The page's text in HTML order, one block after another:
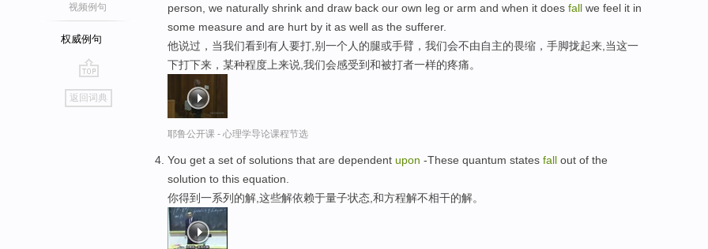
视频例句
权威例句
go
top
返回词典
person, we naturally shrink and draw back our own leg or arm and when it does fall we feel it in
some measure and are hurt by it as well as the sufferer.
他说过，当我们看到有人要打,别一个人的腿或手臂，我们会不由自主的畏缩，手脚拢起来,当这一
下打下来，某种程度上来说,我们会感受到和被打者一样的疼痛。
耶鲁公开课 - 心理学导论课程节选
You get a set of solutions that are dependent upon -These quantum states fall out of the
solution to this equation.
你得到一系列的解,这些解依赖于量子状态,和方程解不相干的解。